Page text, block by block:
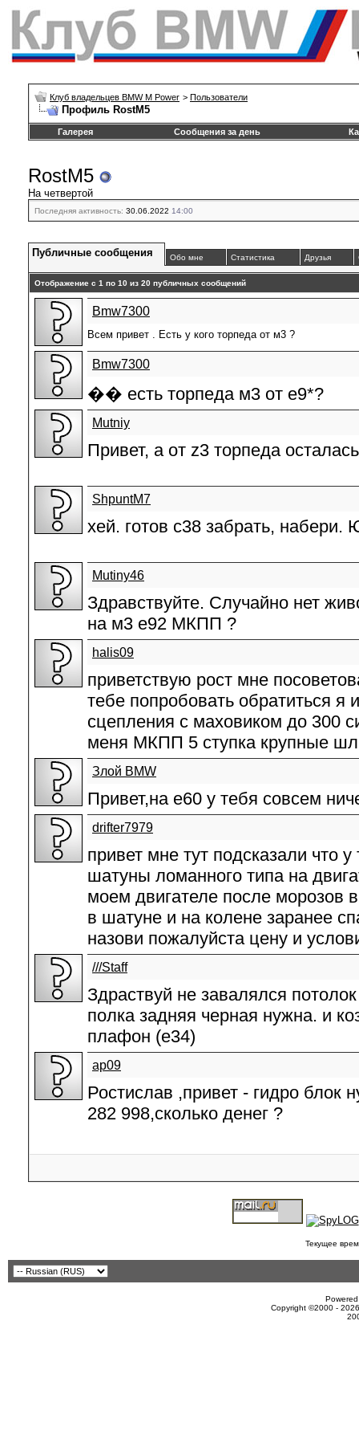
Клуб владельцев BMW M Power > Пользователи
Профиль RostM5
Галерея Сообщения за день
RostM5
На четвертой
Последняя активность: 30.06.2022 14:00
Публичные сообщения Обо мне Статистика Друзья
Отображение с 1 по 10 из 20 публичных сообщений
Bmw7300
Всем привет . Есть у кого торпеда от м3 ?
Bmw7300
�� есть торпеда м3 от е9*?
Mutniy
Привет, а от z3 торпеда
ShpuntM7
хей. готов с38 забрать, набери.
Mutiny46
Здравствуйте. Случайно нет
на м3 е92 МКПП ?
halis09
приветствую рост мне
тебе попробовать обратиться я
сцепления с маховиком до 300
меня МКПП 5 ступка крупные
Злой BMW
Привет,на е60 у тебя совсем
drifter7979
привет мне тут подсказали что
шатуны ломанного типа на
моем двигателе после морозов
в шатуне и на колене заранее
назови пожалуйста цену и
///Staff
Здраствуй не завалялся
полка задняя черная нужна. и
плафон (e34)
ар09
Ростислав ,привет - гидро блок
282 998,сколько денег ?
Текущее
Copyright ©2000 -